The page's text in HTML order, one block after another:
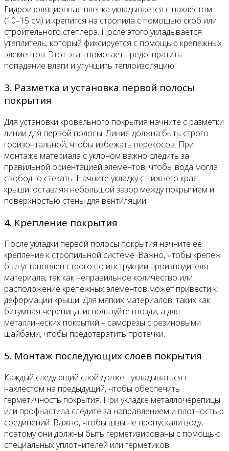
Гидроизоляционная пленка укладывается с нахлёстом
(10–15 см) и крепится на стропила с помощью скоб или
строительного степлера. После этого укладывается
утеплитель, который фиксируется с помощью крепежных
элементов. Этот этап помогает предотвратить
попадание влаги и улучшить теплоизоляцию.
3. Разметка и установка первой полосы
покрытия
Для установки кровельного покрытия начните с разметки
линии для первой полосы. Линия должна быть строго
горизонтальной, чтобы избежать перекосов. При
монтаже материала с уклоном важно следить за
правильной ориентацией элементов, чтобы вода могла
свободно стекать. Начните укладку с нижнего края
крыши, оставляя небольшой зазор между покрытием и
поверхностью стены для вентиляции.
4. Крепление покрытия
После укладки первой полосы покрытия начните её
крепление к стропильной системе. Важно, чтобы крепеж
был установлен строго по инструкции производителя
материала, так как неправильное количество или
расположение крепежных элементов может привести к
деформации крыши. Для мягких материалов, таких как
битумная черепица, используйте гвозди, а для
металлических покрытий – саморезы с резиновыми
шайбами, чтобы предотвратить протечки.
5. Монтаж последующих слоёв покрытия
Каждый следующий слой должен укладываться с
нахлестом на предыдущий, чтобы обеспечить
герметичность покрытия. При укладке металлочерепицы
или профнастила следите за направлением и плотностью
соединений. Важно, чтобы швы не пропускали воду,
поэтому они должны быть герметизированы с помощью
специальных уплотнителей или герметиков.